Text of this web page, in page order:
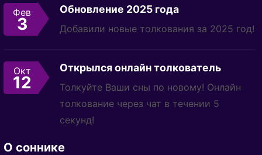
Фев
3
Обновление 2025 года
Добавили новые толкования за 2025 год!
Окт
12
Открылся онлайн толкователь
Толкуйте Ваши сны по новому! Онлайн
толкование через чат в течении 5
секунд!
О соннике